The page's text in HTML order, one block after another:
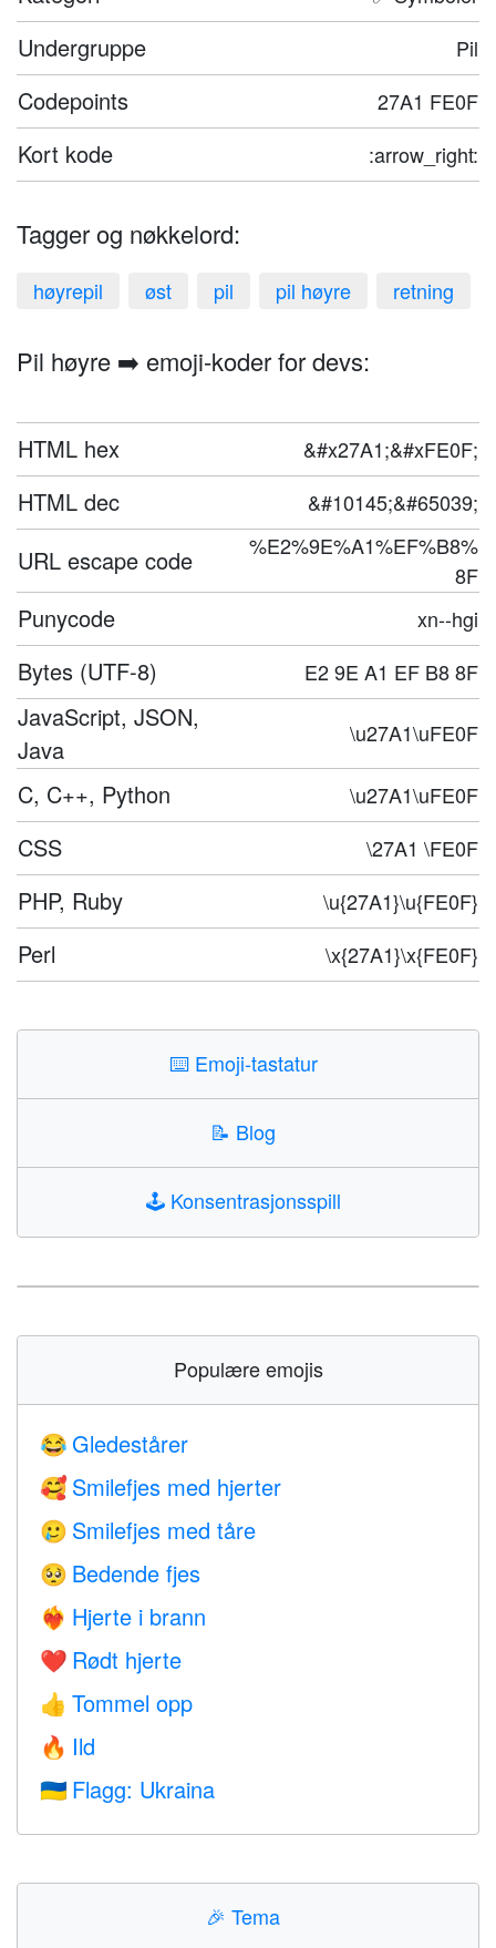
Undergruppe Pil
Codepoints 27A1 FE0F
Kort kode :arrow_right:
Tagger og nøkkelord:
høyrepil øst pil pil høyre retning
Pil høyre ➡️ emoji-koder for devs:
HTML hex &#x27A1;&#xFE0F;
HTML dec &#10145;&#65039;
URL escape code
%E2%9E%A1%EF%B8%
8F
Punycode xn--hgi
Bytes (UTF-8) E2 9E A1 EF B8 8F
JavaScript, JSON,
Java
\u27A1\uFE0F
C, C++, Python \u27A1\uFE0F
CSS \27A1 \FE0F
PHP, Ruby \u{27A1}\u{FE0F}
Perl \x{27A1}\x{FE0F}
⌨️ Emoji-tastatur
📝 Blog
🕹️ Konsentrasjonsspill
Populære emojis
😂 Gledestårer
🥰 Smilefjes med hjerter
🥲 Smilefjes med tåre
🥺 Bedende fjes
❤️‍🔥 Hjerte i brann
❤️ Rødt hjerte
👍 Tommel opp
🔥 Ild
🇺🇦 Flagg: Ukraina
🎉 Tema